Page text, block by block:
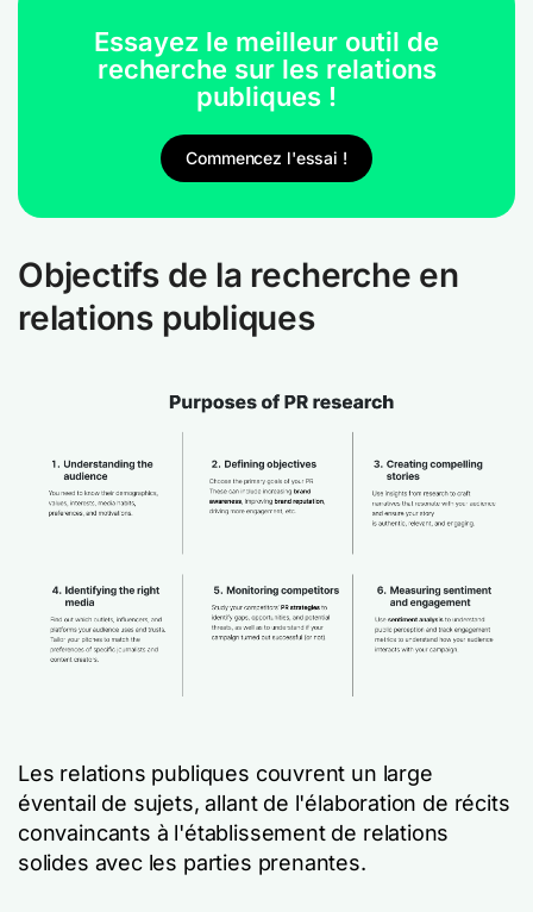
Essayez le meilleur outil de
recherche sur les relations
publiques !
Commencez l'essai !
Objectifs de la recherche en
relations publiques
Les relations publiques couvrent un large
éventail de sujets, allant de l'élaboration de récits
convaincants à l'établissement de relations
solides avec les parties prenantes.